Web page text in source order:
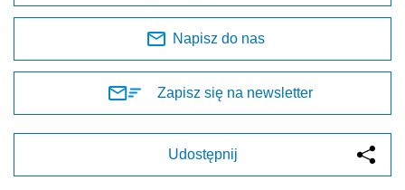
Napisz do nas
Zapisz się na newsletter
Udostępnij